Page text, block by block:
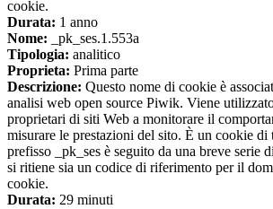
cookie.
Durata: 1 anno
Nome: _pk_ses.1.553a
Tipologia: analitico
Proprieta: Prima parte
Descrizione: Questo nome di cookie è
analisi web open source Piwik. Viene
proprietari di siti Web a monitorare il
misurare le prestazioni del sito. È un cookie
prefisso _pk_ses è seguito da una breve serie
si ritiene sia un codice di riferimento per il
cookie.
Durata: 29 minuti